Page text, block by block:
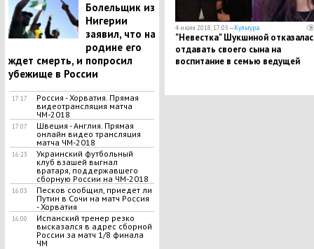
Болельщик из
Нигерии
заявил, что на
родине его
ждет смерть, и попросил
убежище в России
17:17
Россия - Хорватия. Прямая
видеотрансляция матча
ЧМ-2018
17:07
Швеция - Англия. Прямая
онлайн видео трансляция
матча ЧМ-2018
16:23
Украинский футбольный
клуб взашей выгнал
вратаря, поддержавшего
сборную России на ЧМ-2018
16:03
Песков сообщил, приедет ли
Путин в Сочи на матч Россия
- Хорватия
16:00
Испанский тренер резко
высказался в адрес сборной
России за матч 1/8 финала
ЧМ
4 июля 2018, 17:05 —Культура
"Невестка" Шукшиной
отдавать своего сына на
воспитание в семью ведущей